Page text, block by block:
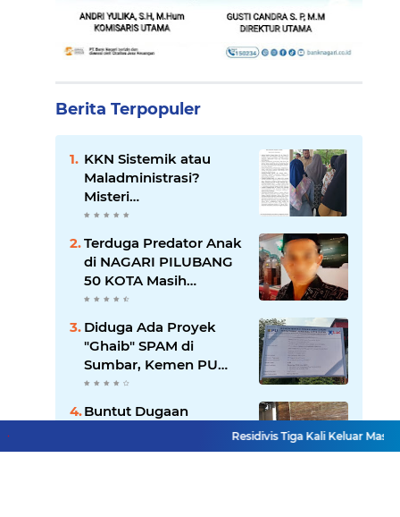
Berita Terpopuler
KKN Sistemik atau
Maladministrasi?
Misteri
"Dikorbankannya" SDN
26 ATT Menguji
Transparansi Pemkot
Padang
Terduga Predator Anak
di NAGARI PILUBANG
50 KOTA Masih
Berkeliaran
Diduga Ada Proyek
"Ghaib" SPAM di
Sumbar, Kemen PU
dan Hutama Karya
Buntut Dugaan
Pelecehan Profesi Pers
di Medsos, Desakan
Residivis Tiga Kali Keluar Masuk